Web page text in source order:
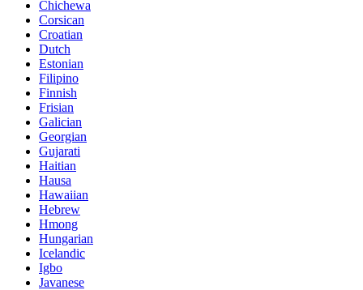
Chichewa
Corsican
Croatian
Dutch
Estonian
Filipino
Finnish
Frisian
Galician
Georgian
Gujarati
Haitian
Hausa
Hawaiian
Hebrew
Hmong
Hungarian
Icelandic
Igbo
Javanese